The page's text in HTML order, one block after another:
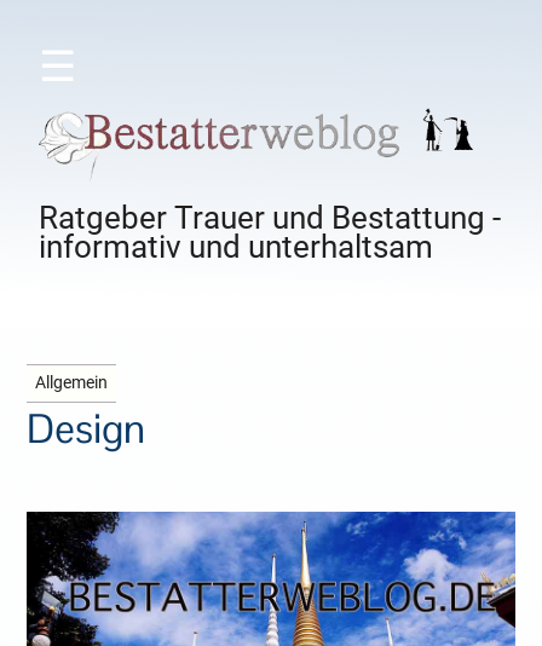
☰
Ratgeber Trauer und Bestattung -
informativ und unterhaltsam
Allgemein
Design